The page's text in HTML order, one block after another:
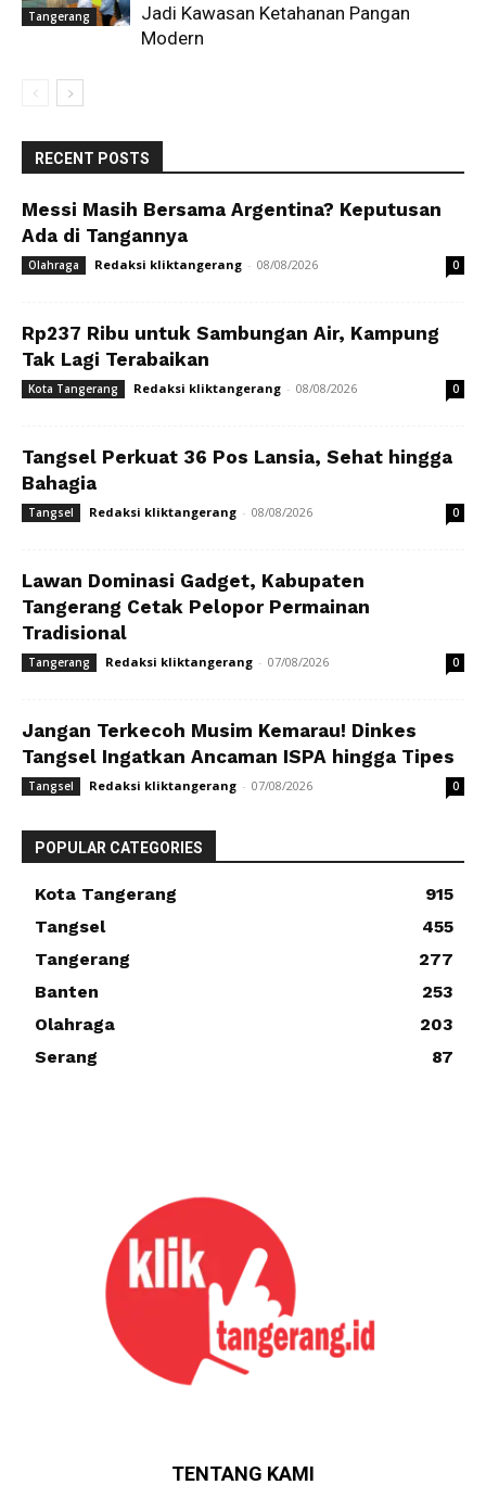
Tangerang
Jadi Kawasan Ketahanan Pangan
Modern
RECENT POSTS
Messi Masih Bersama Argentina? Keputusan
Ada di Tangannya
Olahraga Redaksi kliktangerang - 08/08/2026 0
Rp237 Ribu untuk Sambungan Air, Kampung
Tak Lagi Terabaikan
Kota Tangerang Redaksi kliktangerang - 08/08/2026 0
Tangsel Perkuat 36 Pos Lansia, Sehat hingga
Bahagia
Tangsel Redaksi kliktangerang - 08/08/2026 0
Lawan Dominasi Gadget, Kabupaten
Tangerang Cetak Pelopor Permainan
Tradisional
Tangerang Redaksi kliktangerang - 07/08/2026 0
Jangan Terkecoh Musim Kemarau! Dinkes
Tangsel Ingatkan Ancaman ISPA hingga Tipes
Tangsel Redaksi kliktangerang - 07/08/2026 0
POPULAR CATEGORIES
Kota Tangerang
915
Tangsel
455
Tangerang
277
Banten
253
Olahraga
203
Serang
87
TENTANG KAMI